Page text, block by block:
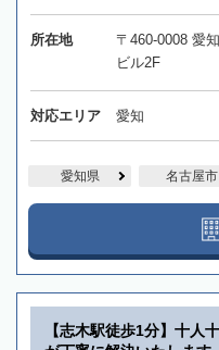
所在地
〒460-0008 愛
ビル2F
対応エリア 愛知
愛知県 名古屋市
【志木駅徒歩1分】十人